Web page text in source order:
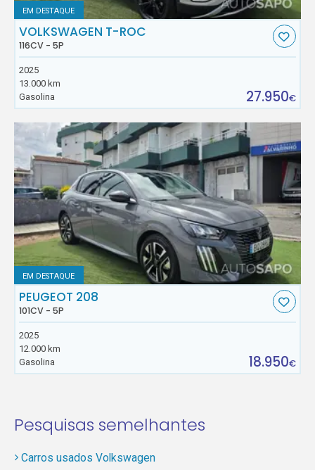
EM DESTAQUE
VOLKSWAGEN T-ROC
116CV - 5P
2025
13.000 km
Gasolina
27.950€
EM DESTAQUE
PEUGEOT 208
101CV - 5P
2025
12.000 km
Gasolina
18.950€
Pesquisas semelhantes
Carros usados Volkswagen